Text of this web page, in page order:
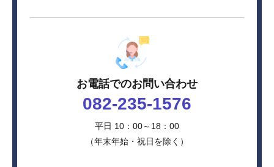
お電話でのお問い合わせ
082-235-1576
平日 10：00～18：00
（年末年始・祝日を除く）